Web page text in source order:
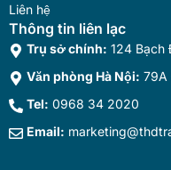
Liên hệ
Thông tin liên lạc
Trụ sở chính: 124 Bạch
Văn phòng Hà Nội: 79A
Tel: 0968 34 2020
Email: